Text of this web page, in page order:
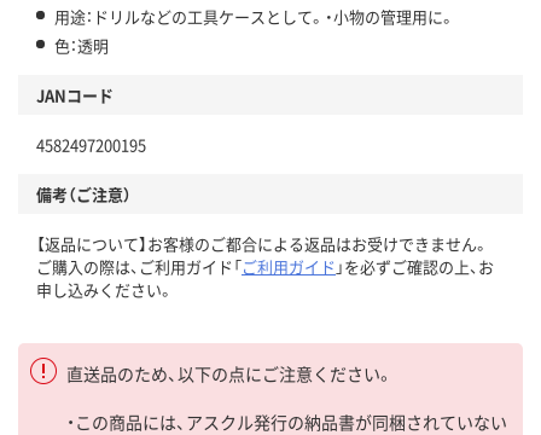
用途：ドリルなどの工具ケースとして。・小物の管理用に。
色：透明
JANコード
4582497200195
備考（ご注意）
【返品について】お客様のご都合による返品はお受けできません。
ご購入の際は、ご利用ガイド「ご利用ガイド 」を必ずご確認の上、お
申し込みください。
直送品のため、以下の点にご注意ください。
・この商品には、アスクル発行の納品書が同梱されていない